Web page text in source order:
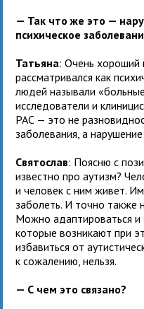
— Так что же это —
психическое
Татьяна: Очень хороший
рассматривался как
людей называли
исследователи и
РАС — это не
заболевания, а нарушение
Святослав: Поясню с
известно про аутизм?
и человек с ним живет. Им
заболеть. И точно также
Можно адаптироваться и
которые возникают при
избавиться от
к сожалению, нельзя.
— С чем это связано?